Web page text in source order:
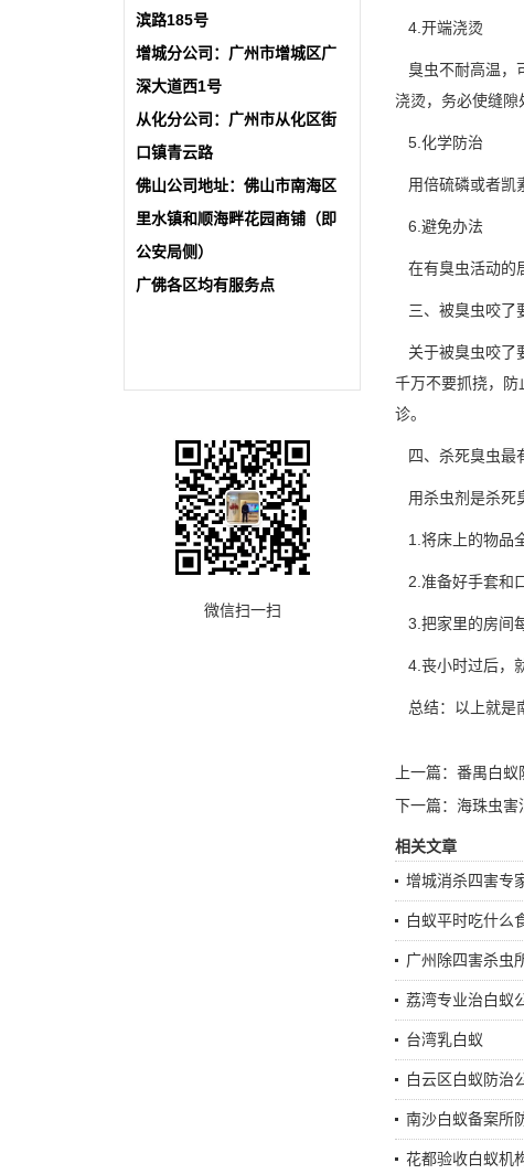
滨路185号
增城分公司：广州市增城区广
深大道西1号
从化分公司：广州市从化区街
口镇青云路
佛山公司地址：佛山市南海区
里水镇和顺海畔花园商铺（即
公安局侧）
广佛各区均有服务点
微信扫一扫
4.开端浇烫
臭虫不耐高温，
浇烫，务必使缝隙
5.化学防治
用倍硫磷或者凯
6.避免办法
在有臭虫活动的
三、被臭虫咬了
关于被臭虫咬了
千万不要抓挠， 防
诊。
四、杀死臭虫最
用杀虫剂是杀死
1.将床上的物品
2.准备好手套和
3.把家里的房间
4.丧小时过后，
总结：以上就是
上一篇：番禺白蚁
下一篇：海珠虫害
相关文章
增城消杀四害专
白蚁平时吃什么
广州除四害杀虫
荔湾专业治白蚁
台湾乳白蚁
白云区白蚁防治
南沙白蚁备案所
花都验收白蚁机